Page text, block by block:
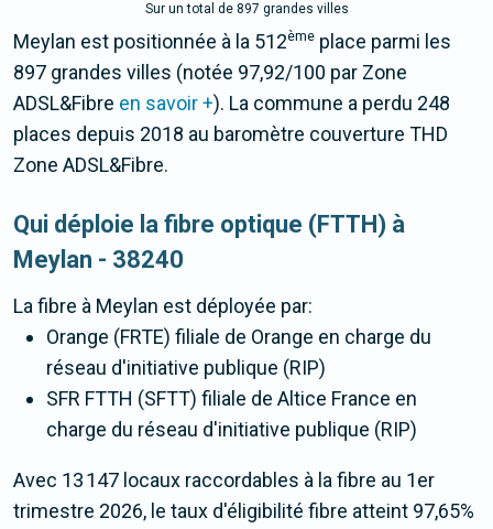
Sur un total de 897 grandes villes
Meylan est positionnée à la 512ème place parmi les
897 grandes villes (notée 97,92/100 par Zone
ADSL&Fibre en savoir +). La commune a perdu 248
places depuis 2018 au baromètre couverture THD
Zone ADSL&Fibre.
Qui déploie la fibre optique (FTTH) à
Meylan - 38240
La fibre à Meylan est déployée par:
Orange (FRTE) filiale de Orange en charge du
réseau d'initiative publique (RIP)
SFR FTTH (SFTT) filiale de Altice France en
charge du réseau d'initiative publique (RIP)
Avec 13 147 locaux raccordables à la fibre au 1er
trimestre 2026, le taux d'éligibilité fibre atteint 97,65%